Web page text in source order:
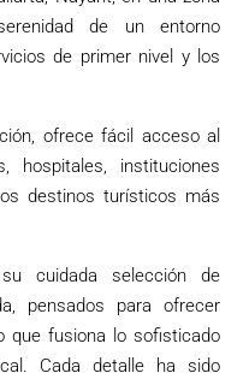
de un entorno
de primer nivel y los
ofrece fácil acceso al
hospitales, instituciones
destinos turísticos más
cuidada selección de
pensados para ofrecer
que fusiona lo sofisticado
Cada detalle ha sido